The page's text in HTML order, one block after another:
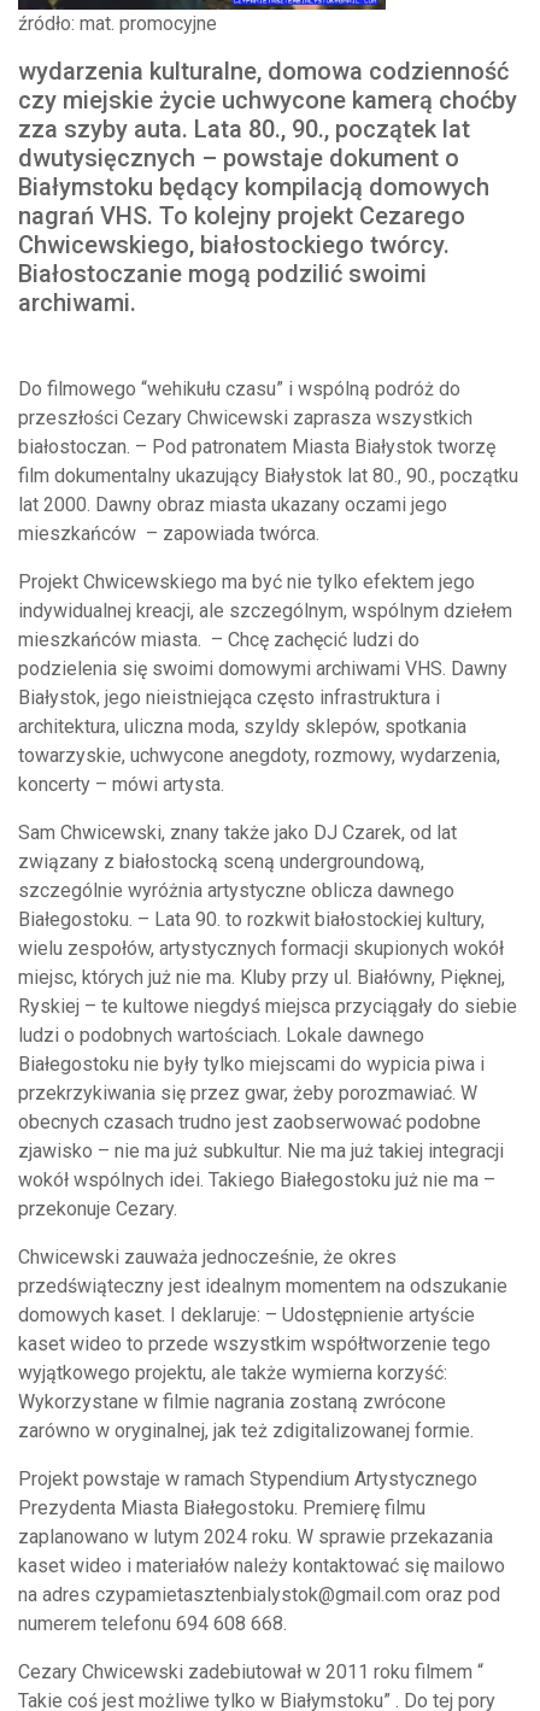
źródło: mat. promocyjne
wydarzenia kulturalne, domowa codzienność
czy miejskie życie uchwycone kamerą choćby
zza szyby auta. Lata 80., 90., początek lat
dwutysięcznych – powstaje dokument o
Białymstoku będący kompilacją domowych
nagrań VHS. To kolejny projekt Cezarego
Chwicewskiego, białostockiego twórcy.
Białostoczanie mogą podzilić swoimi
archiwami.
Do filmowego “wehikułu czasu” i wspólną podróż do
przeszłości Cezary Chwicewski zaprasza wszystkich
białostoczan. – Pod patronatem Miasta Białystok tworzę
film dokumentalny ukazujący Białystok lat 80., 90., początku
lat 2000. Dawny obraz miasta ukazany oczami jego
mieszkańców – zapowiada twórca.
Projekt Chwicewskiego ma być nie tylko efektem jego
indywidualnej kreacji, ale szczególnym, wspólnym dziełem
mieszkańców miasta. – Chcę zachęcić ludzi do
podzielenia się swoimi domowymi archiwami VHS. Dawny
Białystok, jego nieistniejąca często infrastruktura i
architektura, uliczna moda, szyldy sklepów, spotkania
towarzyskie, uchwycone anegdoty, rozmowy, wydarzenia,
koncerty – mówi artysta.
Sam Chwicewski, znany także jako DJ Czarek, od lat
związany z białostocką sceną undergroundową,
szczególnie wyróżnia artystyczne oblicza dawnego
Białegostoku. – Lata 90. to rozkwit białostockiej kultury,
wielu zespołów, artystycznych formacji skupionych wokół
miejsc, których już nie ma. Kluby przy ul. Białówny, Pięknej,
Ryskiej – te kultowe niegdyś miejsca przyciągały do siebie
ludzi o podobnych wartościach. Lokale dawnego
Białegostoku nie były tylko miejscami do wypicia piwa i
przekrzykiwania się przez gwar, żeby porozmawiać. W
obecnych czasach trudno jest zaobserwować podobne
zjawisko – nie ma już subkultur. Nie ma już takiej integracji
wokół wspólnych idei. Takiego Białegostoku już nie ma –
przekonuje Cezary.
Chwicewski zauważa jednocześnie, że okres
przedświąteczny jest idealnym momentem na odszukanie
domowych kaset. I deklaruje: – Udostępnienie artyście
kaset wideo to przede wszystkim współtworzenie tego
wyjątkowego projektu, ale także wymierna korzyść:
Wykorzystane w filmie nagrania zostaną zwrócone
zarówno w oryginalnej, jak też zdigitalizowanej formie.
Projekt powstaje w ramach Stypendium Artystycznego
Prezydenta Miasta Białegostoku. Premierę filmu
zaplanowano w lutym 2024 roku. W sprawie przekazania
kaset wideo i materiałów należy kontaktować się mailowo
na adres czypamietasztenbialystok@gmail.com oraz pod
numerem telefonu 694 608 668.
Cezary Chwicewski zadebiutował w 2011 roku filmem “
Takie coś jest możliwe tylko w Białymstoku” . Do tej pory